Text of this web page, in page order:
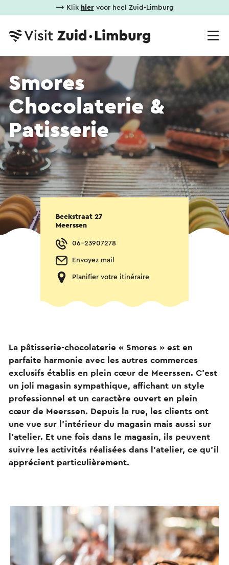
⟶ Klik hiervoor heel Zuid-Limburg
Smores
Chocolaterie &
Patisserie
Beekstraat 27
Meerssen
06-23907278
Envoyez mail
Planifier votre itinéraire
La pâtisserie-chocolaterie « Smores » est en
parfaite harmonie avec les autres commerces
exclusifs établis en plein cœur de Meerssen. C'est
un joli magasin sympathique, affichant un style
professionnel et un caractère ouvert en plein
cœur de Meerssen. Depuis la rue, les clients ont
une vue sur l’intérieur du magasin mais aussi sur
l’atelier. Et une fois dans le magasin, ils peuvent
suivre les activités réalisées dans l’atelier, ce qu’il
apprécient particulièrement.